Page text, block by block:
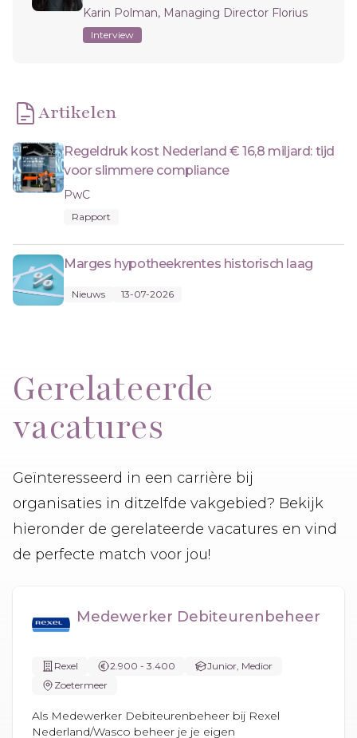
Karin Polman, Managing Director Florius
Interview
Artikelen
Regeldruk kost Nederland € 16,8 miljard: tijd
voor slimmere compliance
PwC
Rapport
Marges hypotheekrentes historisch laag
Nieuws 13-07-2026
Gerelateerde
vacatures
Geïnteresseerd in een carrière bij
organisaties in ditzelfde vakgebied? Bekijk
hieronder de gerelateerde vacatures en vind
de perfecte match voor jou!
Medewerker Debiteurenbeheer
Rexel 2.900 - 3.400
Junior, Medior
Zoetermeer
Als Medewerker Debiteurenbeheer bij Rexel
Nederland/Wasco beheer je je eigen